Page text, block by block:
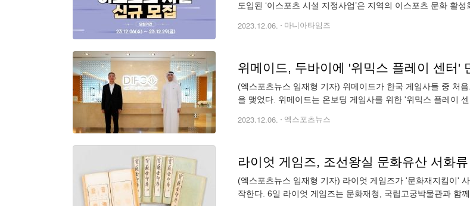
도입된 ‘이스포츠 시설 지정사업’은 지역의 이스포츠 문화 활
2023.12.06. 마니아타임즈
위메이드, 두바이에 '위믹스 플레이 센터'
(엑스포츠뉴스 임재형 기자) 위메이드가 한국 게임사들 중 처
을 맺었다. 위메이드는 온보딩 게임사를 위한 '위믹스 플레이
2023.12.06. 엑스포츠뉴스
라이엇 게임즈, 조선왕실 문화유산 서화
(엑스포츠뉴스 임재형 기자) 라이엇 게임즈가 '문화재지킴이'
작한다. 6일 라이엇 게임즈는 문화재청, 국립고궁박물관과 함